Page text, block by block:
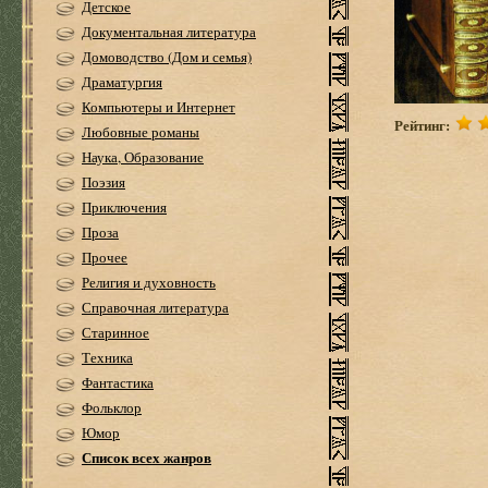
Детское
Документальная литература
Домоводство (Дом и семья)
Драматургия
Компьютеры и Интернет
Любовные романы
Наука, Образование
Поэзия
Приключения
Проза
Прочее
Религия и духовность
Справочная литература
Старинное
Техника
Фантастика
Фольклор
Юмор
Список всех жанров
Рейтинг: